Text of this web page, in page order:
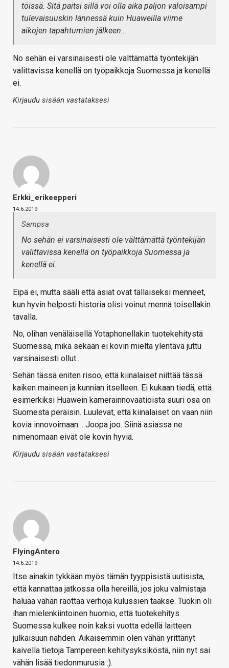
töissä. Sitä paitsi sillä voi olla aika paljon valoisampi
tulevaisuuskin lännessä kuin Huaweilla viime
aikojen tapahtumien jälkeen…
No sehän ei varsinaisesti ole välttämättä työntekijän
valittavissa kenellä on työpaikkoja Suomessa ja kenellä
ei.
Kirjaudu sisään vastataksesi
Erkki_erikeepperi
14.6.2019
Sampsa
No sehän ei varsinaisesti ole välttämättä työntekijän
valittavissa kenellä on työpaikkoja Suomessa ja
kenellä ei.
Eipä ei, mutta sääli että asiat ovat tällaiseksi menneet,
kun hyvin helposti historia olisi voinut mennä toisellakin
tavalla.
No, olihan venäläisellä Yotaphonellakin tuotekehitystä
Suomessa, mikä sekään ei kovin mieltä ylentävä juttu
varsinaisesti ollut..
Sehän tässä eniten risoo, että kiinalaiset niittää tässä
kaiken maineen ja kunnian itselleen. Ei kukaan tiedä, että
esimerkiksi Huawein kamerainnovaatioista suuri osa on
Suomesta peräisin. Luulevat, että kiinalaiset on vaan niin
kovia innovoimaan… Joopa joo. Siinä asiassa ne
nimenomaan eivät ole kovin hyviä.
Kirjaudu sisään vastataksesi
FlyingAntero
14.6.2019
Itse ainakin tykkään myös tämän tyyppisistä uutisista,
että kannattaa jatkossa olla hereillä, jos joku valmistaja
haluaa vähän raottaa verhoja kulussien taakse. Tuokin oli
ihan mielenkiintoinen huomio, että tuotekehitys
Suomessa kulkee noin kaksi vuotta edellä laitteen
julkaisuun nähden. Aikaisemmin olen vähän yrittänyt
kaivella tietoja Tampereen kehitysyksiköstä, niin nyt sai
vähän lisää tiedonmurusia :).